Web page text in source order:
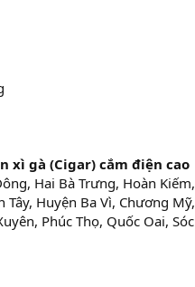
xì gà (Cigar) cắm điện cao
Hai Bà Trưng, Hoàn Kiếm,
Tây, Huyện Ba Vì, Chương Mỹ,
Phúc Thọ, Quốc Oai, Sóc